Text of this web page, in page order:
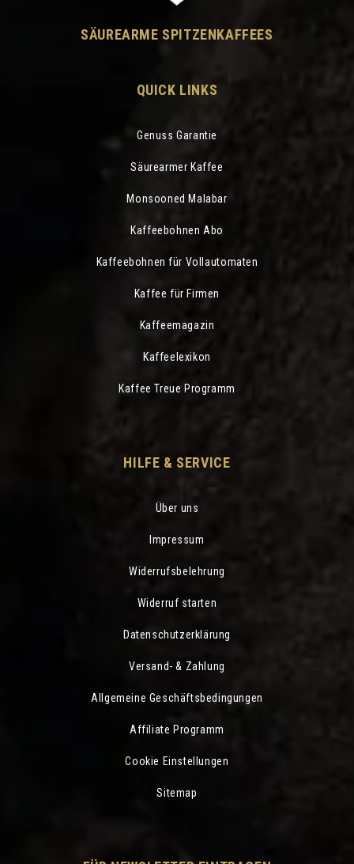
SÄUREARME SPITZENKAFFEES
QUICK LINKS
Genuss Garantie
Säurearmer Kaffee
Monsooned Malabar
Kaffeebohnen Abo
Kaffeebohnen für Vollautomaten
Kaffee für Firmen
Kaffeemagazin
Kaffeelexikon
Kaffee Treue Programm
HILFE & SERVICE
Über uns
Impressum
Widerrufsbelehrung
Widerruf starten
Datenschutzerklärung
Versand- & Zahlung
Allgemeine Geschäftsbedingungen
Affiliate Programm
Cookie Einstellungen
Sitemap